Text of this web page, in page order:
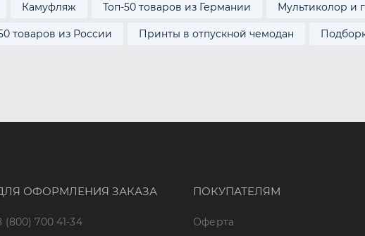
Камуфляж Топ-50 товаров из Германии Мультиколор и
товаров из России Принты в отпускной чемодан
ОФОРМЛЕНИЯ ЗАКАЗА
(800) 700 41-34
ПОКУПАТЕЛЯМ
Оферта